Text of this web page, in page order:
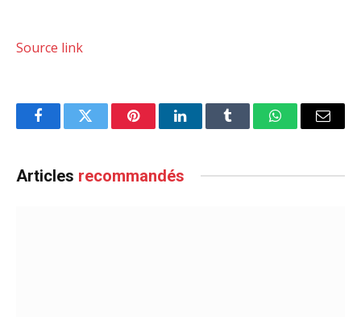
Source link
FacebookTwitter PinterestLinkedInTumblr WhatsAppEmail
Articles recommandés